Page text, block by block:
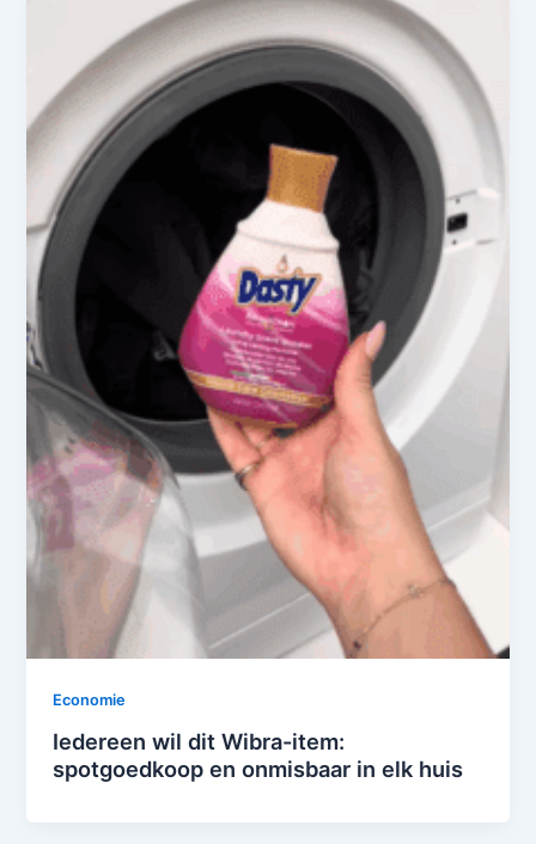
Economie
Iedereen wil dit Wibra-item:
spotgoedkoop en onmisbaar in elk huis